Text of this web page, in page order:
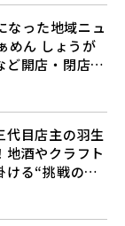
なった地域ニュ
めん しょうが
ど開店・閉店の
介♪
代目店主の羽生
酒やクラフト
ける“挑戦の歴